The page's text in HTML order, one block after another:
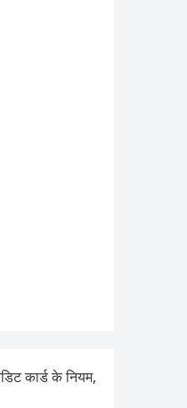
कार्ड के नियम,